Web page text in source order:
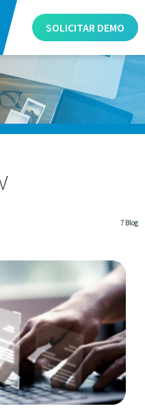
SOLICITARDEMO
7 Blog